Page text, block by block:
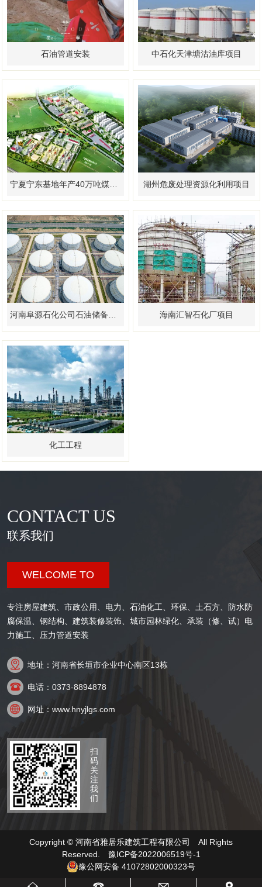
石油管道安装 中石化天津塘沽油库项目
湖州危废处理资源化利用项目
海南汇智石化厂项目
化工工程
CONTACT US
联系我们
WELCOME TO
专注房屋建筑、市政公用、电力、石油化工、环保、土石方、防水防
腐保温、钢结构、建筑装修装饰、城市园林绿化、承装（修、试）电
力施工、压力管道安装
 地址：河南省长垣市企业中心南区13栋
 电话：0373-8894878
 网址：www.hnyjlgs.com
扫
码
关
注
我
们
Copyright © 河南省雅居乐建筑工程有限公司 All Rights
Reserved. 豫ICP备2022006519号-1
豫公网安备 41072802000323号